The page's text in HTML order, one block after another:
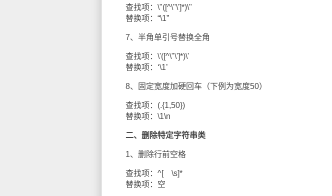
查找项：\"([^\"\']*)\"
替换项：“\1”
7、半角单引号替换全角
查找项：\'([^\"\']*)\'
替换项：‘\1’
8、固定宽度加硬回车（下例为宽度50）
查找项：(.{1,50})
替换项：\1\n
二、删除特定字符串类
1、删除行前空格
查找项：^[ \s]*
替换项：空